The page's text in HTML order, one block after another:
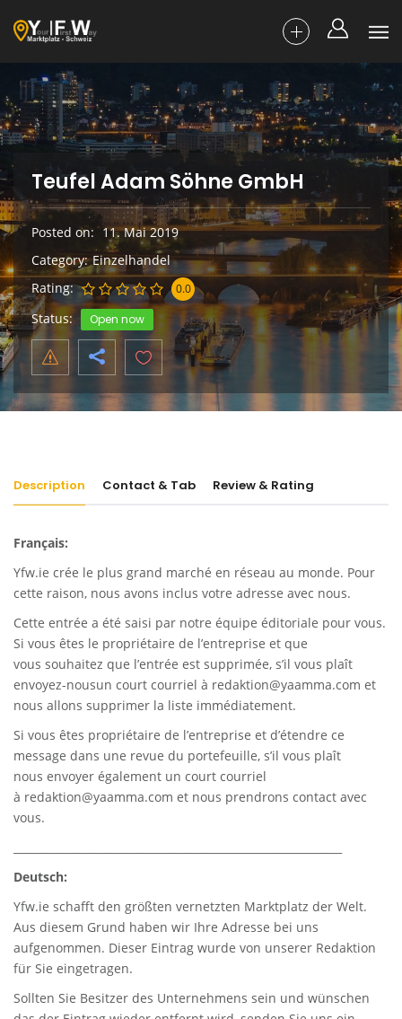
Teufel Adam Söhne GmbH
Posted on 11. Mai 2019
Category Einzelhandel
Rating
0.0
Status Open now
Description Contact & Tab Review & Rating
Français:
Yfw.ie crée le plus grand marché en réseau au monde. Pour
cette raison, nous avons inclus votre adresse avec nous.
Cette entrée a été saisi par notre équipe éditoriale pour vous.
Si vous êtes le propriétaire de l’entreprise et que
vous souhaitez que l’entrée est supprimée, s’il vous plaît
envoyez-nousun court courriel à redaktion@yaamma.com et
nous allons supprimer la liste immédiatement.
Si vous êtes propriétaire de l’entreprise et d’étendre ce
message dans une revue du portefeuille, s’il vous plaît
nous envoyer également un court courriel
à redaktion@yaamma.com et nous prendrons contact avec
vous.
Deutsch:
Yfw.ie schafft den größten vernetzten Marktplatz der Welt.
Aus diesem Grund haben wir Ihre Adresse bei uns
aufgenommen. Dieser Eintrag wurde von unserer Redaktion
für Sie eingetragen.
Sollten Sie Besitzer des Unternehmens sein und wünschen